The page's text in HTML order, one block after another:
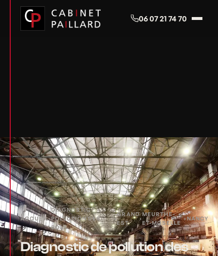
06 07 21 74 70
ACCUEIL›
DIAGNOSTIC
POLLUTION DES
SOLS
›
GRAND
EST
›
MEURTHE-
ET-MOSELLE
›NANCY
Diagnostic de pollution des
Panneau de gestion des cookies